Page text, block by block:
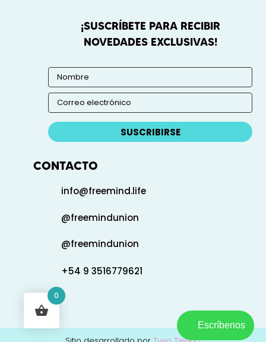
¡SUSCRÍBETE PARA RECIBIR
NOVEDADES EXCLUSIVAS!
SUSCRIBIRSE
CONTACTO
info@freemind.life
@freemindunion
@freemindunion
+54 9 3516779621
Escríbenos
0